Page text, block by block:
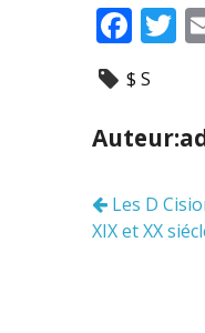
F
ac
e
b
o
k
T
$ S
Navigation
des
Les D
XIX et XX